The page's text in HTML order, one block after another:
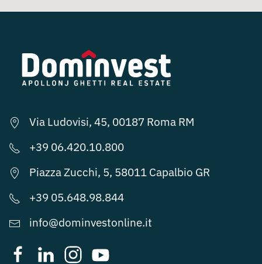
Via Ludovisi, 45, 00187 Roma RM
+39 06.420.10.800
Piazza Zucchi, 5, 58011 Capalbio GR
+39 05.648.98.844
info@dominvestonline.it